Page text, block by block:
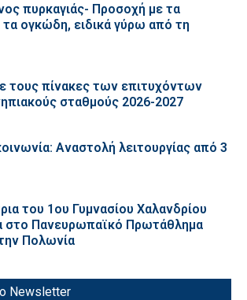
πυρκαγιάς- Προσοχή με τα
τα ογκώδη, ειδικά γύρω από τη
τους πίνακες των επιτυχόντων
σταθμούς 2026-2027
Αναστολή λειτουργίας από 3
του 1ου Γυμνασίου Χαλανδρίου
στο Πανευρωπαϊκό Πρωτάθλημα
Πολωνία
Newsletter